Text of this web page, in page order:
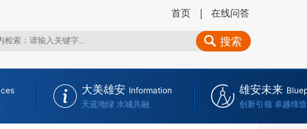
首页 在线问答
搜索
大美雄安 Information
天蓝地绿 水城共融
雄安未来
创新引领 卓越缔造